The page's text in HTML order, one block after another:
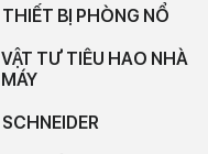
THIẾT BỊ PHÒNG NỔ
VẬT TƯ TIÊU HAO NHÀ
MÁY
SCHNEIDER